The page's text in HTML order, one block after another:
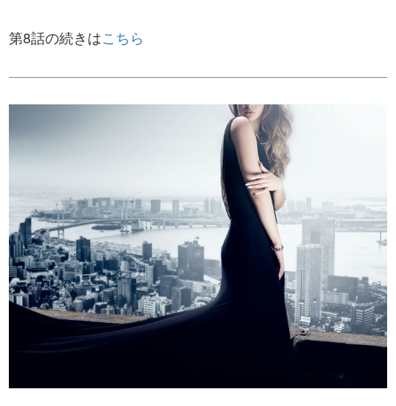
第8話の続きはこちら